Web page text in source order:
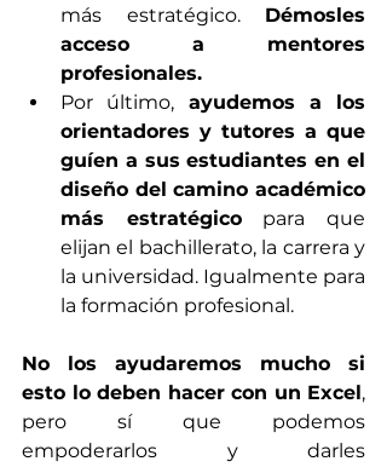
más estratégico. Démosles
acceso a mentores
profesionales.
Por último, ayudemos a los
orientadores y tutores a que
guíen a sus estudiantes en el
diseño del camino académico
más estratégico para que
elijan el bachillerato, la carrera y
la universidad. Igualmente para
la formación profesional.
No los ayudaremos mucho si
esto lo deben hacer con un Excel,
pero sí que podemos
empoderarlos y darles